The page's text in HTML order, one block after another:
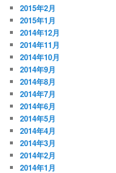
2015年2月
2015年1月
2014年12月
2014年11月
2014年10月
2014年9月
2014年8月
2014年7月
2014年6月
2014年5月
2014年4月
2014年3月
2014年2月
2014年1月